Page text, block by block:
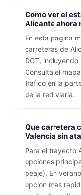
Como ver el
Alicante ahora
En esta pagina
carreteras de
DGT, incluyendo
Consulta el
trafico en la
de la red viaria.
Que carretera
Valencia sin
Para el trayecto
opciones
peaje). En
opcion mas